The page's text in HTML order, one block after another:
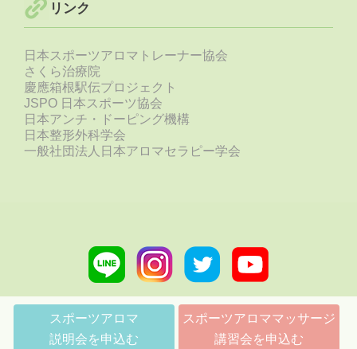
リンク
日本スポーツアロマトレーナー協会
さくら治療院
慶應箱根駅伝プロジェクト
JSPO 日本スポーツ協会
日本アンチ・ドーピング機構
日本整形外科学会
一般社団法人日本アロマセラピー学会
Line
link
Instagram
link
Twitter
link
Youtube
link
スポーツアロマ
説明会を申込む
スポーツアロママッサージ
講習会を申込む